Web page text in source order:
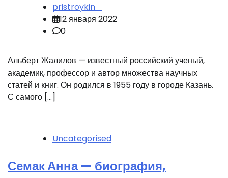
pristroykin_
12 января 2022
0
Альберт Жалилов — известный российский ученый,
академик, профессор и автор множества научных
статей и книг. Он родился в 1955 году в городе Казань.
С самого […]
Uncategorised
Семак Анна — биография,